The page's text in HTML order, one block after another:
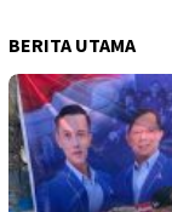
BERITA UTAMA